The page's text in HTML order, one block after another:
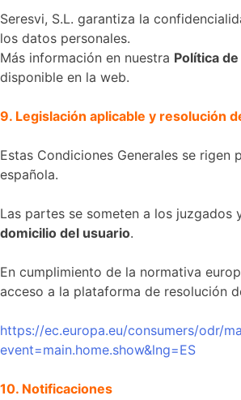
Seresvi, S.L. garantiza la
los datos personales.
Más información en nuestra Política
disponible en la web.
9. Legislación aplicable y resolución
Estas Condiciones Generales se rigen
española.
Las partes se someten a los juzgados
domicilio del usuario.
En cumplimiento de la normativa
acceso a la plataforma de resolución
https://ec.europa.eu/consumers/odr/
event=main.home.show&lng=ES
10. Notificaciones